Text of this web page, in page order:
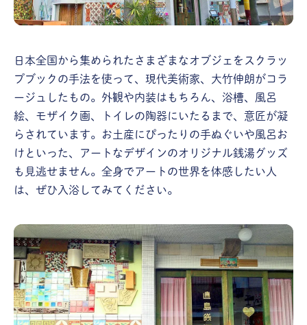
日本全国から集められたさまざまなオブジェをスクラッ
プブックの手法を使って、現代美術家、大竹伸朗がコラ
ージュしたもの。外観や内装はもちろん、浴槽、風呂
絵、モザイク画、トイレの陶器にいたるまで、意匠が凝
らされています。お土産にぴったりの手ぬぐいや風呂お
けといった、アートなデザインのオリジナル銭湯グッズ
も見逃せません。全身でアートの世界を体感したい人
は、ぜひ入浴してみてください。